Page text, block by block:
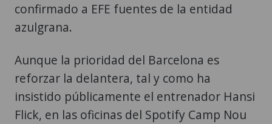
confirmado a EFE fuentes de la entidad
azulgrana.
Aunque la prioridad del Barcelona es
reforzar la delantera, tal y como ha
insistido públicamente el entrenador Hansi
Flick, en las oficinas del Spotify Camp Nou